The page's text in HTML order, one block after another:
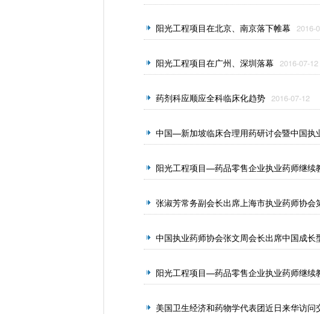
阳光工程项目在北京、南京落下帷幕 2016-
阳光工程项目在广州、深圳落幕 2016-07-12
药剂科应顺应全科临床化趋势 2016-07-12
中国—新加坡临床合理用药研讨会暨中国执
阳光工程项目—药品零售企业执业药师继续
张淑芳常务副会长出席上海市执业药师协会
中国执业药师协会张文周会长出席中国成长
阳光工程项目—药品零售企业执业药师继续
美国卫生经济和药物学代表团近日来华访问